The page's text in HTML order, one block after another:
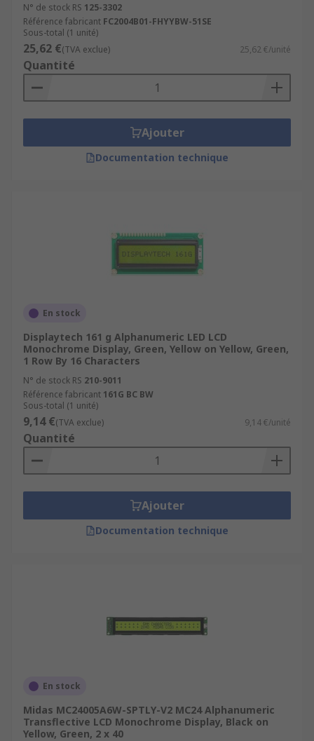
N° de stock RS 125-3302
Référence fabricant FC2004B01-FHYYBW-51SE
Sous-total (1 unité)
25,62 €(TVA exclue) 25,62 €/unité
Quantité
Ajouter
Documentation technique
En stock
Displaytech 161 g Alphanumeric LED LCD
Monochrome Display, Green, Yellow on Yellow, Green,
1 Row By 16 Characters
N° de stock RS 210-9011
Référence fabricant 161G BC BW
Sous-total (1 unité)
9,14 €(TVA exclue) 9,14 €/unité
Quantité
Ajouter
Documentation technique
En stock
Midas MC24005A6W-SPTLY-V2 MC24 Alphanumeric
Transflective LCD Monochrome Display, Black on
Yellow, Green, 2 x 40